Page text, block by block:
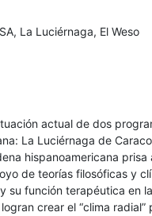
La Luciérnaga, El Weso
actual de dos
La Luciérnaga de
hispanoamericana
de teorías filosóficas y
su función terapéutica en
crear el “clima